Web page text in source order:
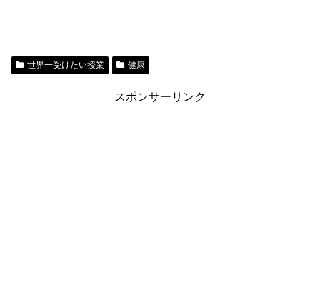
世界一受けたい授業 健康
スポンサーリンク